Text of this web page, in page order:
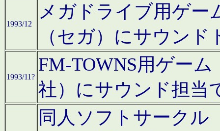
1993/12
メガドライブ用ゲー
（セガ）にサウン
1993/11?
FM-TOWNS用ゲー
社）にサウンド担当
同人ソフトサークル